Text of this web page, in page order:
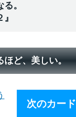
。
ほど、美しい。
次のカード